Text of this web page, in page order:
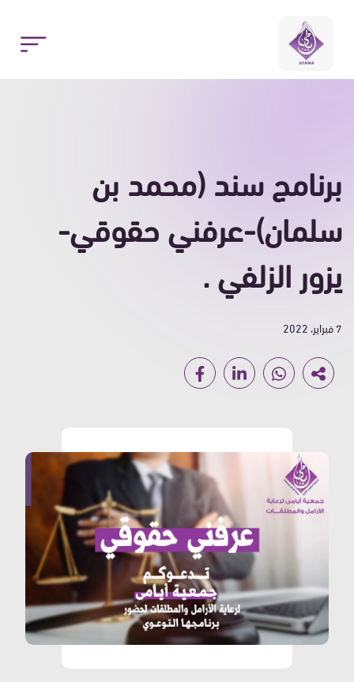
برنامج سند (محمد بن
سلمان)-عرفني حقوقي-
يزور الزلفي .
7 فبراير، 2022